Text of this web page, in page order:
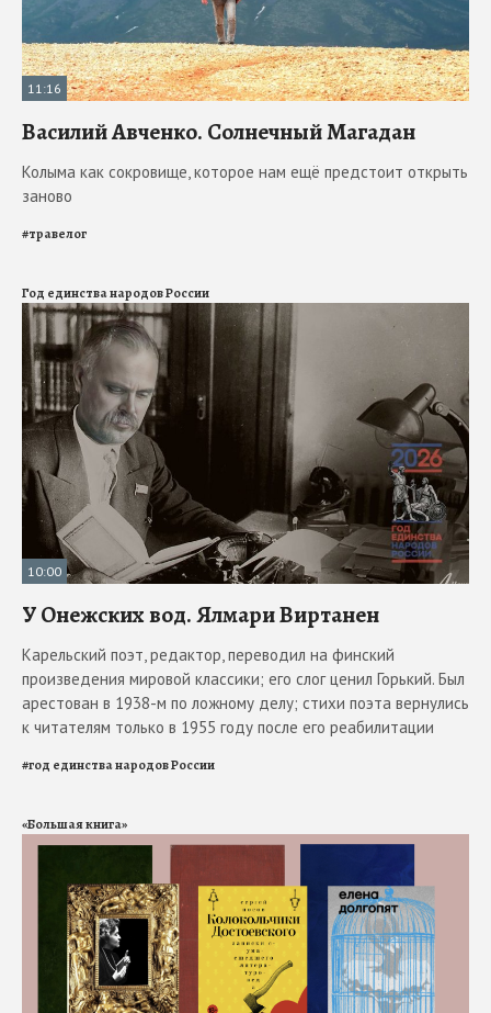
11:16
Василий Авченко. Солнечный Магадан
Колыма как сокровище, которое нам ещё предстоит открыть
заново
#травелог
Год единства народов России
10:00
У Онежских вод. Ялмари Виртанен
Карельский поэт, редактор, переводил на финский
произведения мировой классики; его слог ценил Горький. Был
арестован в 1938-м по ложному делу; стихи поэта вернулись
к читателям только в 1955 году после его реабилитации
#год единства народов России
«Большая книга»